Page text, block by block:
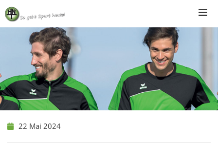
Skip
to
content
22 Mai 2024